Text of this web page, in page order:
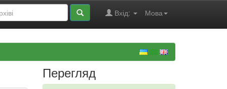
Мова
Вхід:
Перегляд